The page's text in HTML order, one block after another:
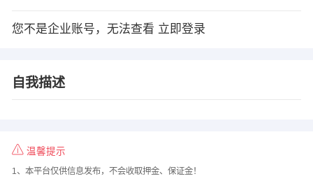
您不是企业账号，无法查看 立即登录
自我描述
温馨提示
1、本平台仅供信息发布，不会收取押金、保证金！